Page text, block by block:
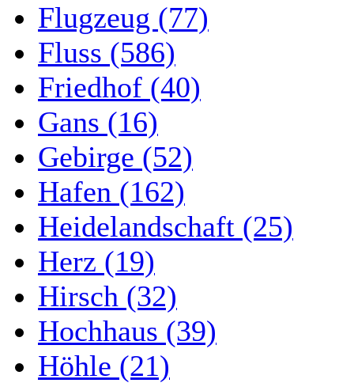
Flugzeug (77)
Fluss (586)
Friedhof (40)
Gans (16)
Gebirge (52)
Hafen (162)
Heidelandschaft (25)
Herz (19)
Hirsch (32)
Hochhaus (39)
Höhle (21)